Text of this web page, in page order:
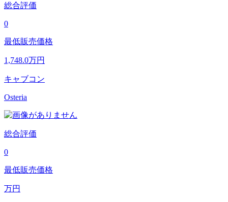
総合評価
0
最低販売価格
1,748.0万円
キャブコン
Osteria
総合評価
0
最低販売価格
万円